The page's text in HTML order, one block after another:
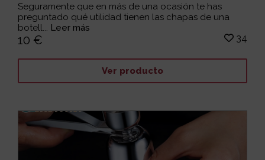
Seguramente que en más de una ocasión te has
preguntado qué utilidad tienen las chapas de una
botell... Leer más
10 € 34
Ver producto